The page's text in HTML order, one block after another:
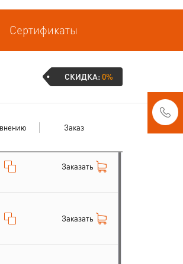
Сертификаты
СКИДКА:0%
Заказ
Заказать
Заказать